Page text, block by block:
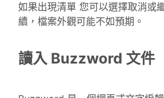
如果出現清單 您可以選擇取消或
續，檔案外觀可能不如預期。
讀入 Buzzword 文件